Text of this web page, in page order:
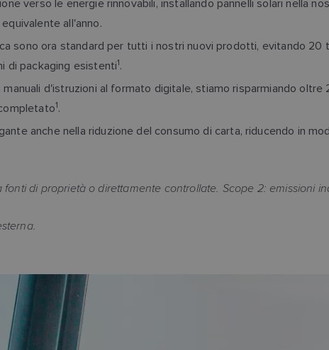
verso le energie rinnovabili, installando pannelli solari nella
all'anno.
sono ora standard per tutti i nostri nuovi prodotti, evitando
di packaging esistenti1.
d'istruzioni al formato digitale, stiamo risparmiando
1.
anche nella riduzione del consumo di carta, riducendo in
fonti di proprietà o direttamente controllate. Scope 2: emissioni